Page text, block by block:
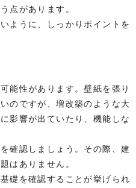
点があります。
ように、しっかりポイントを
能性があります。壁紙を張り
のですが、増改築のような大
影響が出ていたり、機能しな
確認しましょう。その際、建
はありません。
礎を確認することが挙げられ